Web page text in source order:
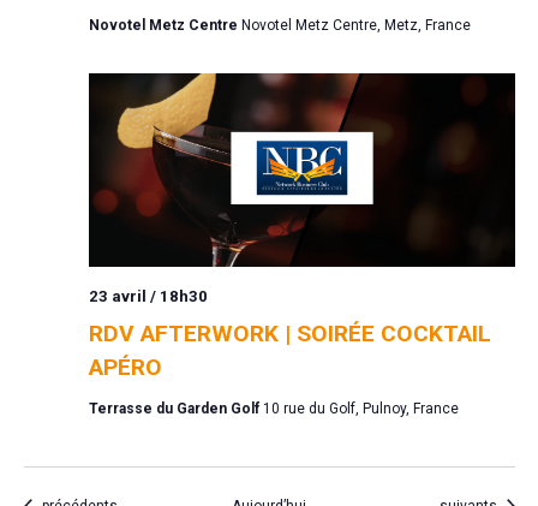
Novotel Metz Centre Novotel Metz Centre, Metz, France
RDV AFTERWORK | SOIRÉE COCKTAIL
APÉRO
23 avril / 18h30
Terrasse du Garden Golf 10 rue du Golf, Pulnoy, France